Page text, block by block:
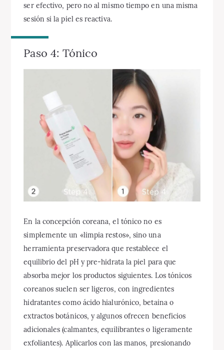
ser efectivo, pero no al mismo tiempo en una misma
sesión si la piel es reactiva.
Paso 4: Tónico
En la concepción coreana, el tónico no es
simplemente un «limpia restos», sino una
herramienta preservadora que restablece el
equilibrio del pH y pre-hidrata la piel para que
absorba mejor los productos siguientes. Los tónicos
coreanos suelen ser ligeros, con ingredientes
hidratantes como ácido hialurónico, betaina o
extractos botánicos, y algunos ofrecen beneficios
adicionales (calmantes, equilibrantes o ligeramente
exfoliantes). Aplicarlos con las manos, presionando